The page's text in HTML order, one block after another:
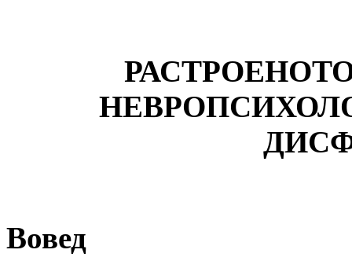
Вовед